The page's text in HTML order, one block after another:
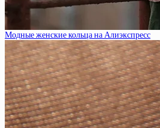
Модные женские кольца на Алиэкспресс